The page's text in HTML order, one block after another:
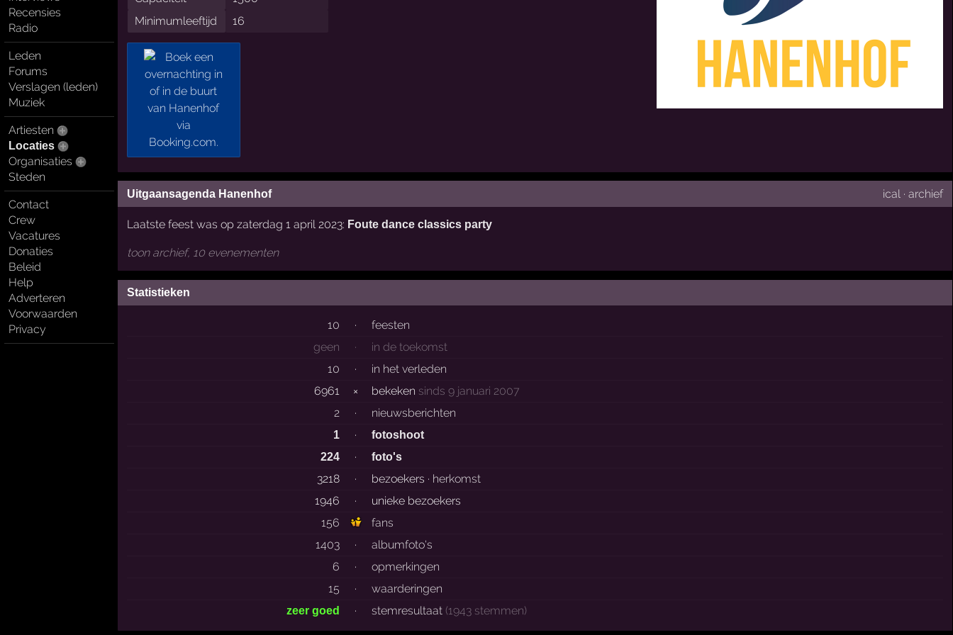
Recensies
Radio
Leden
Forums
Verslagen (leden)
Muziek
Artiesten
Locaties
Organisaties
Steden
Contact
Crew
Vacatures
Donaties
Beleid
Help
Adverteren
Voorwaarden
Privacy
Minimumleeftijd
16
Uitgaansagenda Hanenhof ical ·archief
Laatste feest was op zaterdag 1 april 2023: Foute dance classics party
toon archief, 10 evenementen
Statistieken
10 ·
feesten
geen
·
in de toekomst
10
·
in het verleden
6961
× bekeken sinds 9 januari 2007
2
· nieuwsberichten
1 ·
fotoshoot
224
· foto's
3218 · bezoekers · herkomst
1946
·
unieke bezoekers
156
fans
1403
·
albumfoto's
6
·
opmerkingen
15
· waarderingen
zeer goed · stemresultaat (1943 stemmen)